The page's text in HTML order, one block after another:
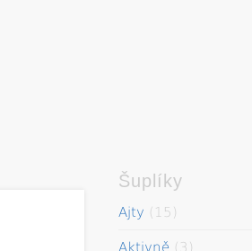
Šuplíky
Ajty (15)
Aktivně (3)